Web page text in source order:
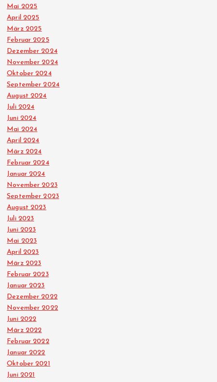
Mai 2025
April 2025
März 2025
Februar 2025
Dezember 2024
November 2024
Oktober 2024
September 2024
August 2024
Juli 2024
Juni 2024
Mai 2024
April 2024
März 2024
Februar 2024
Januar 2024
November 2023
September 2023
August 2023
Juli 2023
Juni 2023
Mai 2023
April 2023
März 2023
Februar 2023
Januar 2023
Dezember 2022
November 2022
Juni 2022
März 2022
Februar 2022
Januar 2022
Oktober 2021
Juni 2021